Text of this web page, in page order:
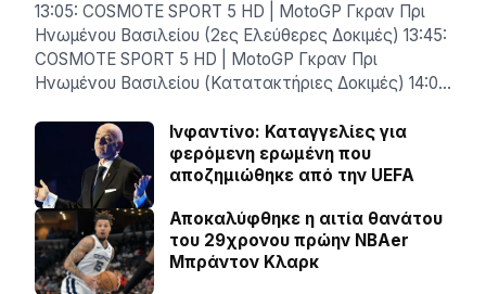
13:05: COSMOTE SPORT 5 HD | MotoGP Γκραν Πρι
Ηνωμένου Βασιλείου (2ες Ελεύθερες Δοκιμές) 13:45:
COSMOTE SPORT 5 HD | MotoGP Γκραν Πρι
Ηνωμένου Βασιλείου (Κατατακτήριες Δοκιμές) 14:0…
Ινφαντίνο: Καταγγελίες για
φερόμενη ερωμένη που
αποζημιώθηκε από την UEFA
Αποκαλύφθηκε η αιτία θανάτου
του 29χρονου πρώην NBAer
Μπράντον Κλαρκ